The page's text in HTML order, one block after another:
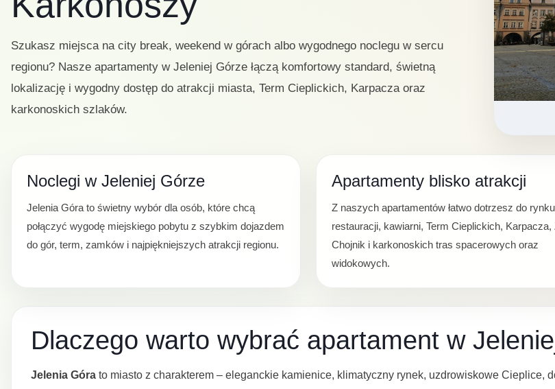
Szukasz miejsca na city break, weekend w górach albo wygodnego noclegu w sercu
regionu? Nasze apartamenty w Jeleniej Górze łączą komfortowy standard, świetną
lokalizację i wygodny dostęp do atrakcji miasta, Term Cieplickich, Karpacza oraz
karkonoskich szlaków.
Noclegi w Jeleniej Górze
Jelenia Góra to świetny wybór dla osób, które chcą
połączyć wygodę miejskiego pobytu z szybkim dojazdem
do gór, term, zamków i najpiękniejszych atrakcji regionu.
Apartamenty blisko atrakcji
Z naszych apartamentów łatwo dotrzesz do
restauracji, kawiarni, Term Cieplickich, Karpacza,
Chojnik i karkonoskich tras spacerowych oraz
widokowych.
Dlaczego warto wybrać apartament w
Jelenia Góra to miasto z charakterem – eleganckie kamienice, klimatyczny rynek, uzdrowiskowe Cieplice,